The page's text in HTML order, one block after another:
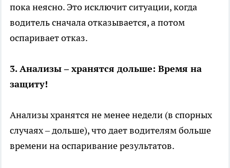
пока неясно. Это исключит ситуации, когда
водитель сначала отказывается, а потом
оспаривает отказ.
3. Анализы – хранятся дольше: Время на
защиту!
Анализы хранятся не менее недели (в спорных
случаях – дольше), что дает водителям больше
времени на оспаривание результатов.